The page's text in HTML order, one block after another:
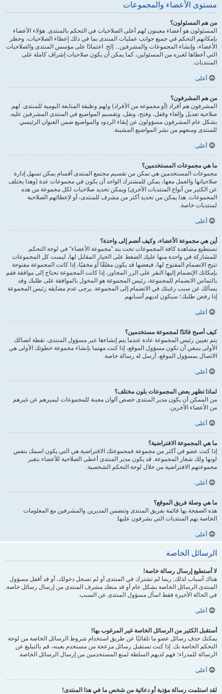
مستوى الأعضاء والمجموعات
من هم المسئولون؟
المسئولون هو أعضاء معينون لهم أعلى الصلاحيات في التحكم بالمنتدى. هؤلاء الأعضاء
بإمكانهم التحكم في جميع جوانب عمليات المنتدى بما في ذلك إعطاء الصلاحيات، وحظر
الأعضاء، وإنشاء المجموعات والمشرفين... إلخ. اعتمادًا على مؤسس المنتدى والصلاحيات
التي أعطاها لغيره من المسئولين، كما يمكن أن يكون صلاحيات إشراف كاملة على
المنتديات.
أعلى
من هم المشرفون؟
المشرفون هم أفراد (أو مجموعة من الأفراد) ولهم وظيفة المتابعة اليومية للمنتدى. لهم
صلاحية تعديل وإلغاء وقفل، وفتح، ونقل، وتقسيم المواضيع في المنتدى المشرفين عليه.
بشكل عام المشرفون مسؤولون عن إبقاء الردود والمواضيع ضمن العنوان الرئيسي
للمنتدى ومنعهم من نشر المواضيع المشينة.
أعلى
ما هي مجموعات المستخدمين؟
مجموعات المستخدمين هي تمكن من تقسيم مجتمع المنتدى أقسام يمكن تسهل إدارة
صلاحياتها والعمل معها، يمكن للمشترك الواحد أن يكون في مجموعات عدة (وهذا يختلف
عن الكثير من أنواع المنتديات الأخرى) ويمكن تحديد صلاحيات لكل مجموعة من هذه
المجموعات. هذا يمكن من تحديد أكثر من مشرف للمنتدى، أو لإعطائهم الصلاحية
لمنتديات خاصة.
أعلى
أين هي مجموعة الأعضاء، وكيف أنضم إلى واحدة؟
تستطيع مشاهدة كافة المجموعات تحت بند ”مجموعة الأعضاء“ في لوحة التحكم.
للمشاركة في واحدة منها عليك الضغط على الخيار المقابل لها، ليست كل المجموعات
تتيح الانضمام المفتوح لها، فبعضها قد يكون مغلقًا أو مخفيًا، إذا كانت المجموعة مفتوحة
بإمكانك الإنضمام إليها النقر على الزر المجاور، إذا كانت المجموعة تحتاج إلى موافقة فقم
بالتماس الانضمام للمجموعة، رئيس المجموعة هو المخول بالموافقة على طلبك وقد
يسألك عن سبب رغبتك في الانضمام إلى المجموعة. يرجى عدم مضايقه رئيس المجموعة
إذا رفض طلبك؛ سيكون لديهم أسبابهم.
أعلى
كيف أصبح قائدًا لمجموعة مستخدمين؟
يتم تعيين رئيس المجموعة عادة عندما يتم إنشاءها عبر مسؤول المنتدى، نقطة اتصالك
الأولى ينبغي أن تكون مسؤول الموقع، إذا كنت مهتما بإنشاء مجموعة خطوتك الأولى هي
الاتصال بمسؤول الموقع، أرسل له رسالة خاصة.
أعلى
لماذا تظهر بعض المجموعات بلون مختلف؟
من الممكن أن يكون مدير المنتدى خصص ألوان معينة للمجموعات ليميزهم عن غيرهم
من الأعضاء الآخرين.
أعلى
ما هي المجموعة الافتراضية؟
إذا كنت عضو في أكثر من مجموعة فمجموعتك الافتراضية هي التي يكون اسمك بنفس
لونها ولك شعار المجموعة. قد يكون مدير المنتدى أعطى الصلاحية للأعضاء بتغير
مجموعتهم الافتراضية من خلال لوحة التحكم الشخصية.
أعلى
ما هي وصلة فريق الموقع؟
هذه الصفحة بها قائمة بفريق المنتدى وتتضمن المديرين والمشرفين مع المعلومات
الخاصة بهم المنتديات التي يشرفون عليها.
أعلى
الرسائل الخاصة
لا أستطيع إرسال رسالة خاصة!
هناك أسباب لذلك; ربما لم تشترك في المنتدى أو لم تسجل دخولك، أو قد أقفل مسؤول
المنتدى الرسائل الخاصة بشكل عام أو قد منعك مشرف المنتدى من إرسال رسائل خاصة.
في الحالة الأخيرة فقط اسأل مسؤول المنتدى عن السبب.
أعلى
أستقبل الكثير من الرسائل الخاصة غير المرغوب بها!
يمكنك حذف رسائل عضو ما تلقائيًا عن طريق استخدام شروط الرسائل الخاصة من لوحة
التحكم الخاصة بك. إذا كنت تستقبل رسائل مزعجة من مستخدم بعينه، قم بالتبليغ عن
الرسالة للمدراء؛ فهم لديهم السلطة لمنع المستخدمين من إرسال الرسائل الخاصة.
أعلى
لقد استلمت رسالة مؤذية أو دعائية من شخص ما في هذا المنتدى!